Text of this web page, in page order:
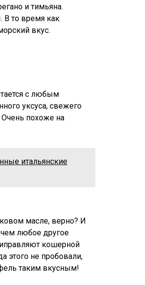
и тимьяна.
В то время как
вкус.
с любым
уксуса, свежего
Очень похоже на
итальянские
масле, верно? И
чем любое другое
кошерной
этого не пробовали,
таким вкусным!